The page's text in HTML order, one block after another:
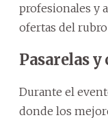
profesionales y
ofertas del
Pasarelas
Durante el
donde los